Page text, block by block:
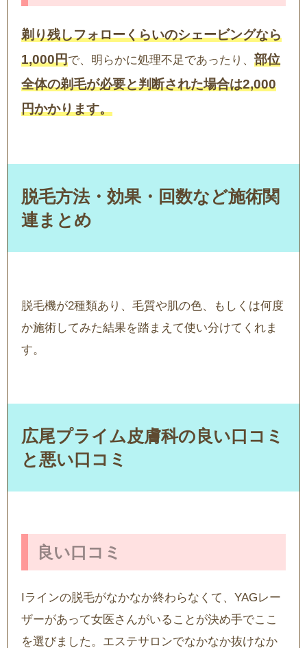
剃り残しフォローくらいのシェービングなら
1,000円で、明らかに処理不足であったり、 部位
全体の剃毛が必要と判断された場合は2,000
円かかります。
脱毛方法・効果・回数など施術関
連まとめ
脱毛機が2種類あり、毛質や肌の色、もしくは何度
か施術してみた結果を踏まえて使い分けてくれま
す。
広尾プライム皮膚科の良い口コミ
と悪い口コミ
良い口コミ
Iラインの脱毛がなかなか終わらなくて、YAGレー
ザーがあって女医さんがいることが決め手でここ
を選びました。エステサロンでなかなか抜けなか